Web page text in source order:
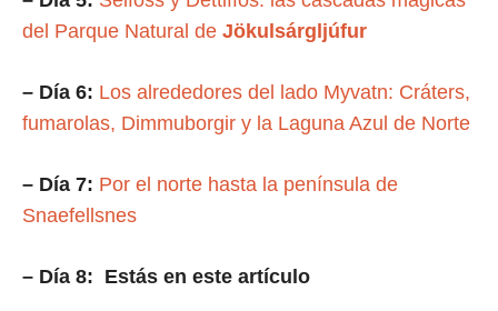
del Parque Natural de Jökulsárgljúfur
– Día 6: Los alrededores del lado Myvatn: Cráters,
fumarolas, Dimmuborgir y la Laguna Azul de Norte
– Día 7: Por el norte hasta la península de
Snaefellsnes
– Día 8: Estás en este artículo